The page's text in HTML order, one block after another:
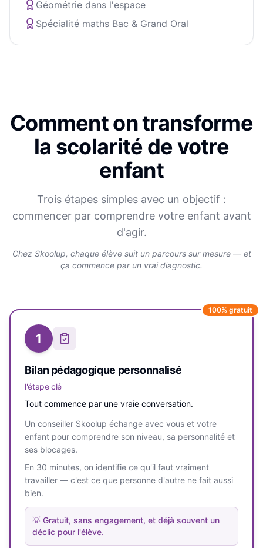
Géométrie dans l'espace
Spécialité maths Bac & Grand Oral
Comment on transforme
la scolarité de votre
enfant
Trois étapes simples avec un objectif :
commencer par comprendre votre enfant avant
d'agir.
Chez Skoolup, chaque élève suit un parcours sur mesure — et
ça commence par un vrai diagnostic.
100% gratuit
1
Bilan pédagogique personnalisé
l'étape clé
Tout commence par une vraie conversation.
Un conseiller Skoolup échange avec vous et votre
enfant pour comprendre son niveau, sa personnalité et
ses blocages.
En 30 minutes, on identifie ce qu'il faut vraiment
travailler — c'est ce que personne d'autre ne fait aussi
bien.
💡 Gratuit, sans engagement, et déjà souvent un
déclic pour l'élève.